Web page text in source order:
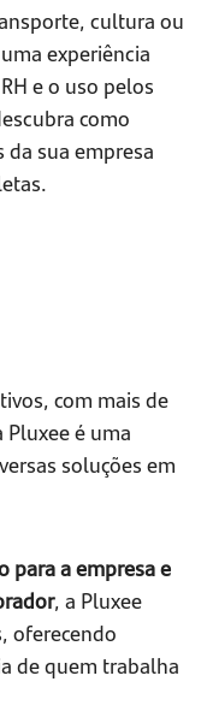
cultura ou
experiência
e o uso pelos
como
sua empresa
com mais de
é uma
soluções em
para a empresa e
, a Pluxee
oferecendo
de quem trabalha